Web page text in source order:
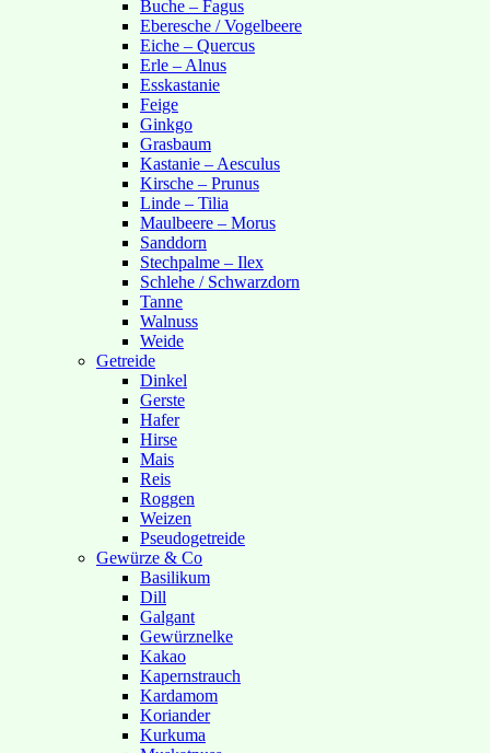
Buche – Fagus
Eberesche / Vogelbeere
Eiche – Quercus
Erle – Alnus
Esskastanie
Feige
Ginkgo
Grasbaum
Kastanie – Aesculus
Kirsche – Prunus
Linde – Tilia
Maulbeere – Morus
Sanddorn
Stechpalme – Ilex
Schlehe / Schwarzdorn
Tanne
Walnuss
Weide
Getreide
Dinkel
Gerste
Hafer
Hirse
Mais
Reis
Roggen
Weizen
Pseudogetreide
Gewürze & Co
Basilikum
Dill
Galgant
Gewürznelke
Kakao
Kapernstrauch
Kardamom
Koriander
Kurkuma